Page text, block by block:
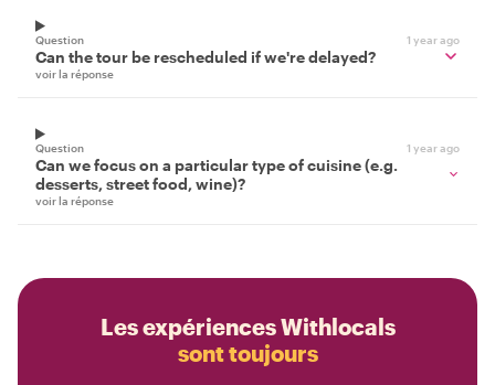
Question 1 year ago
Can the tour be rescheduled if we're delayed?
voir la réponse
Question 1 year ago
Can we focus on a particular type of cuisine (e.g.
desserts, street food, wine)?
voir la réponse
Les expériences Withlocals
sont toujours